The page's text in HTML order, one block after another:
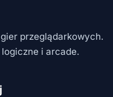
przeglądarkowych.
logiczne i arcade.